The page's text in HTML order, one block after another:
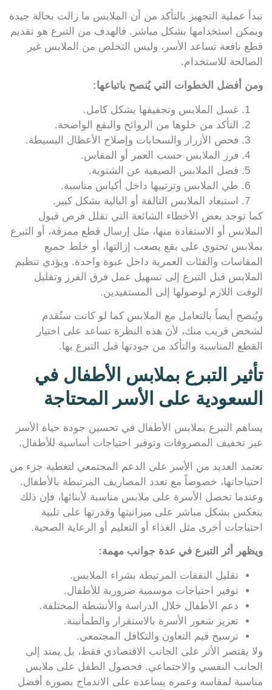
تبدأ عملية التجهيز بالتأكد من أن الملابس ما زالت بحالة جيدة
ويمكن استخدامها بشكل مباشر. فالهدف من التبرع هو تقديم
قطع نافعة تساعد الأسر، وليس التخلص من الملابس غير
الصالحة للاستخدام.
ومن أفضل الخطوات التي يُنصح باتباعها:
غسل الملابس وتجفيفها بشكل كامل.
التأكد من خلوها من الروائح والبقع الواضحة.
فحص الأزرار والسحابات وإصلاح الأعطال البسيطة.
فرز الملابس حسب العمر أو المقاس.
فصل الملابس الصيفية عن الشتوية.
طي الملابس وترتيبها داخل أكياس مناسبة.
استبعاد الملابس التالفة أو البالية بشكل كبير.
كما توجد بعض الأخطاء الشائعة التي تقلل فرص قبول
الملابس أو الاستفادة منها، مثل إرسال قطع ممزقة، أو التبرع
بملابس تحتوي على بقع يصعب إزالتها، أو خلط جميع
المقاسات والفئات العمرية داخل عبوة واحدة. ويؤدي تنظيم
الملابس قبل التبرع إلى تسهيل عمل فرق الفرز وتقليل
الوقت اللازم لوصولها إلى المستفيدين.
ويُنصح أيضاً بالتعامل مع الملابس كما لو كانت ستُقدم
لشخص قريب منك، لأن هذه النظرة تساعد على اختيار
القطع المناسبة والتأكد من جودتها قبل التبرع بها.
تأثير التبرع بملابس الأطفال في
السعودية على الأسر المحتاجة
يساهم التبرع بملابس الأطفال في تحسين جودة حياة الأسر
عبر تخفيف المصروفات وتوفير احتياجات أساسية للأطفال.
تعتمد العديد من الأسر على الدعم المجتمعي لتغطية جزء من
احتياجاتها، خصوصاً مع تعدد المصاريف المرتبطة بالأطفال.
وعندما تحصل الأسرة على ملابس مناسبة لأبنائها، فإن ذلك
ينعكس بشكل مباشر على ميزانيتها وقدرتها على تلبية
احتياجات أخرى مثل الغذاء أو التعليم أو الرعاية الصحية.
ويظهر أثر التبرع في عدة جوانب مهمة:
تقليل النفقات المرتبطة بشراء الملابس.
توفير احتياجات موسمية ضرورية للأطفال.
دعم الأطفال خلال الدراسة والأنشطة المختلفة.
تعزيز شعور الأسرة بالاستقرار والطمأنينة.
ترسيخ قيم التعاون والتكافل المجتمعي.
ولا يقتصر الأثر على الجانب الاقتصادي فقط، بل يمتد إلى
الجانب النفسي والاجتماعي. فحصول الطفل على ملابس
مناسبة لمقاسه وعمره يساعده على الاندماج بصورة أفضل